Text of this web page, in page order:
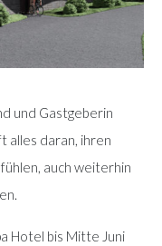
und Gastgeberin
alles daran, ihren
auch weiterhin
Hotel bis Mitte Juni